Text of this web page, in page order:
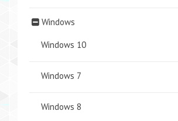
Windows
Windows 10
Windows 7
Windows 8